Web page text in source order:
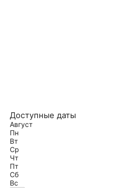
Доступные даты
Август
Пн
Вт
Ср
Чт
Пт
Сб
Вс